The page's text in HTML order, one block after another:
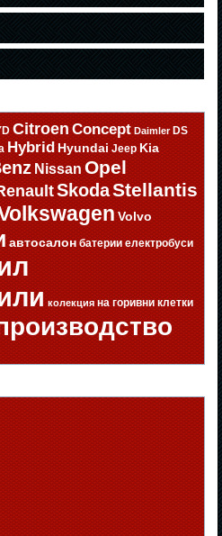
Citroen Concept Daimler DS
Hybrid Hyundai Jeep Kia
Nissan Opel
SkodaStellantis
Volvo
автосалон батерии електробуси
колекция на горивни клетки